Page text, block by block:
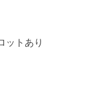
ットあり